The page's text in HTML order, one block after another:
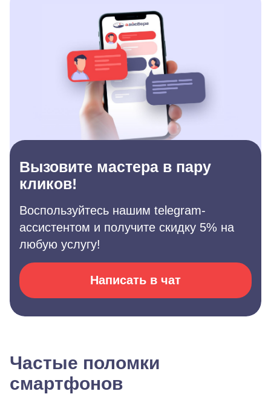
Вызовите мастера в пару
кликов!
Воспользуйтесь нашим telegram-
ассистентом и получите скидку 5% на
любую услугу!
Написать в чат
Частые поломки
смартфонов